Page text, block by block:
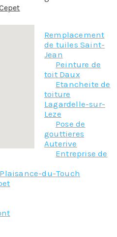
Remplacement
de tuiles Saint-
Jean
Peinture de
toit Daux
Etancheite de
toiture
Lagardelle-sur-
Leze
Pose de
gouttieres
Auterive
Entreprise de
du-Touch